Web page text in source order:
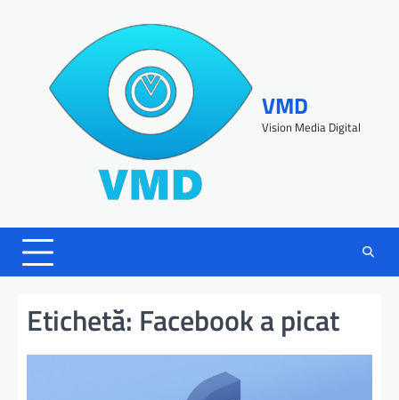
VMD
Vision Media Digital
Etichetă: Facebook a picat